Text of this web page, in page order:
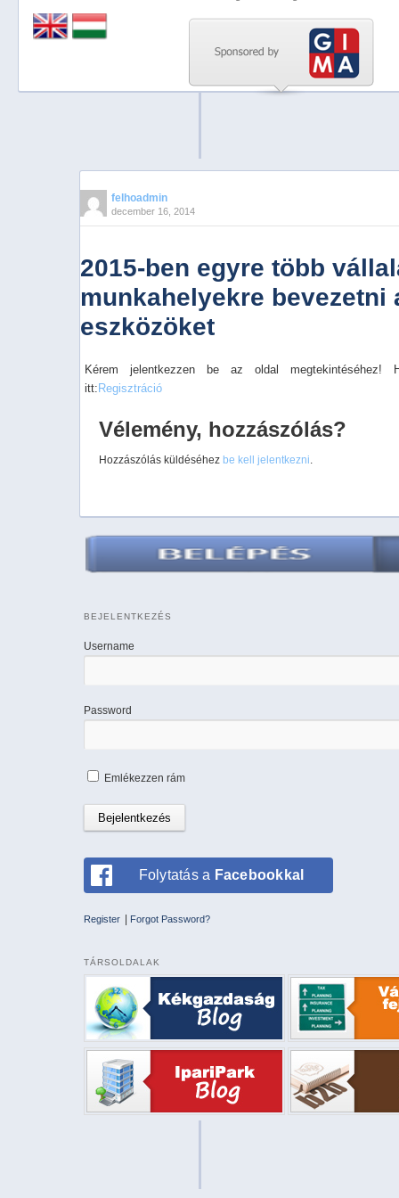
felhoadmin
december 16, 2014
2015-ben egyre több
munkahelyekre bevezetni
eszközöket
Kérem jelentkezzen be az oldal megtekintéséhez!
itt: Regisztráció
Vélemény, hozzászólás?
Hozzászólás küldéséhez be kell jelentkezni.
BEJELENTKEZÉS
Username
Password
Emlékezzen rám
Folytatás a Facebookkal
Register Forgot Password?
TÁRSOLDALAK